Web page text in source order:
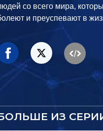
со всего мира,
и преуспевают в
ИЗ